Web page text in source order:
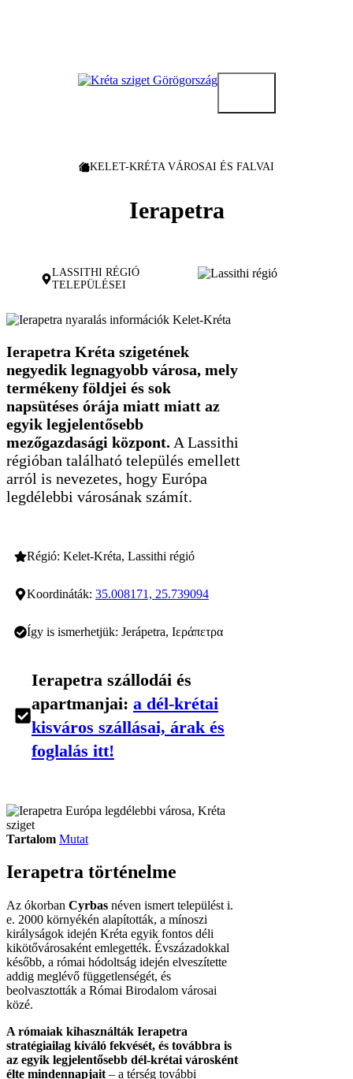
KELET-KRÉTA VÁROSAI ÉS FALVAI
Ierapetra
LASSITHI RÉGIÓ
TELEPÜLÉSEI
Ierapetra Kréta szigetének
negyedik legnagyobb városa, mely
termékeny földjei és sok
napsütéses órája miatt miatt az
egyik legjelentősebb
mezőgazdasági központ. A Lassithi
régióban található település emellett
arról is nevezetes, hogy Európa
legdélebbi városának számít.
Régió: Kelet-Kréta, Lassithi régió
Koordináták: 35.008171, 25.739094
Így is ismerhetjük: Jerápetra, Ιεράπετρα
Ierapetra szállodái és
apartmanjai: a dél-krétai
kisváros szállásai, árak és
foglalás itt!
Tartalom Mutat
Ierapetra történelme
Az ókorban Cyrbas néven ismert települést i.
e. 2000 környékén alapították, a mínoszi
királyságok idején Kréta egyik fontos déli
kikötővárosaként emlegették. Évszázadokkal
később, a római hódoltság idején elveszítette
addig meglévő függetlenségét, és
beolvasztották a Római Birodalom városai
közé.
A rómaiak kihasználták Ierapetra
stratégiailag kiváló fekvését, és továbbra is
az egyik legjelentősebb dél-krétai városként
élte mindennapjait – a térség további